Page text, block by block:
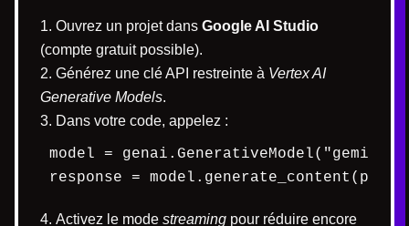
Ouvrez un projet dans Google AI Studio
(compte gratuit possible).
Générez une clé API restreinte à Vertex AI
Generative Models.
Dans votre code, appelez :
model =
response =
Activez le mode streaming pour réduire encore